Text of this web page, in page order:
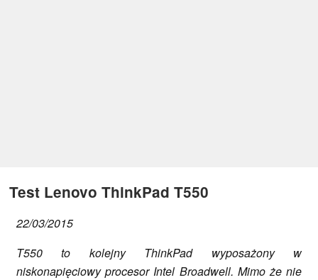
Test Lenovo ThinkPad T550
22/03/2015
T550 to kolejny ThinkPad wyposażony w
niskonapięciowy procesor Intel Broadwell. Mimo że nie